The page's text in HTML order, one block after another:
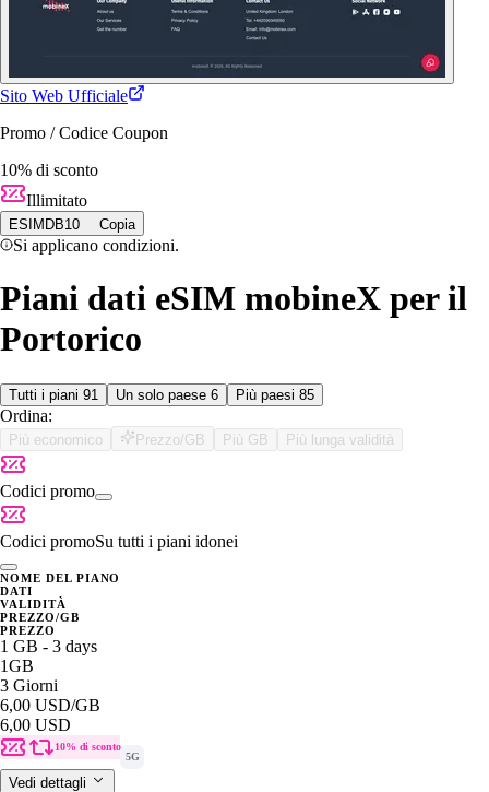
Sito Web Ufficiale
Promo / Codice Coupon
10% di sconto
Illimitato
ESIMDB10 Copia
Si applicano condizioni.
Piani dati eSIM mobineX per il
Portorico
Tutti i piani 91 Un solo paese 6 Più paesi 85
Ordina:
Più economico Prezzo/GB Più GB Più lunga validità
Codici promo
Codici promoSu tutti i piani idonei
NOME DEL PIANO
DATI
VALIDITÀ
PREZZO/GB
PREZZO
1 GB - 3 days
1GB
3 Giorni
6,00 USD/GB
6,00 USD
10% di sconto
5G
Vedi dettagli